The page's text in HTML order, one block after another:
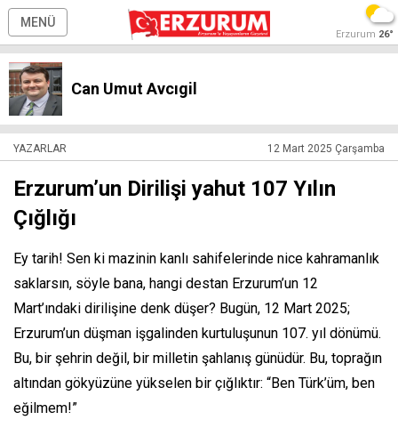
MENÜ
Erzurum 26°
Can Umut Avcıgil
YAZARLAR 12 Mart 2025 Çarşamba
Erzurum’un Dirilişi yahut 107 Yılın
Çığlığı
Ey tarih! Sen ki mazinin kanlı sahifelerinde nice kahramanlık
saklarsın, söyle bana, hangi destan Erzurum’un 12
Mart’ındaki dirilişine denk düşer? Bugün, 12 Mart 2025;
Erzurum’un düşman işgalinden kurtuluşunun 107. yıl dönümü.
Bu, bir şehrin değil, bir milletin şahlanış günüdür. Bu, toprağın
altından gökyüzüne yükselen bir çığlıktır: “Ben Türk’üm, ben
eğilmem!”